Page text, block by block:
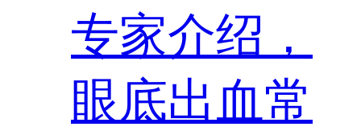
专家介绍，
眼底出血常